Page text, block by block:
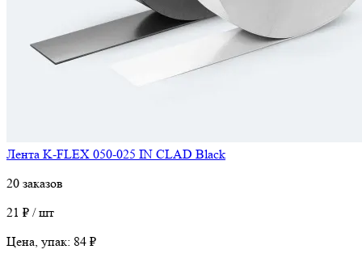
Лента K-FLEX 050-025 IN CLAD Black
20 заказов
21 ₽ / шт
Цена, упак: 84 ₽